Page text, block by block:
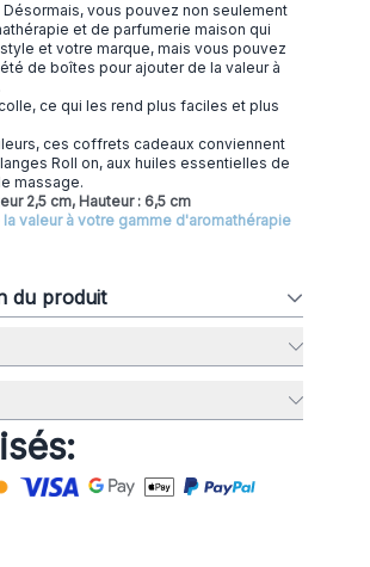
vous pouvez non seulement
et de parfumerie maison qui
et votre marque, mais vous pouvez
de boîtes pour ajouter de la valeur à
ce qui les rend plus faciles et plus
ces coffrets cadeaux conviennent
Roll on, aux huiles essentielles de
massage.
2,5 cm, Hauteur : 6,5 cm
valeur à votre gamme d'aromathérapie
du produit